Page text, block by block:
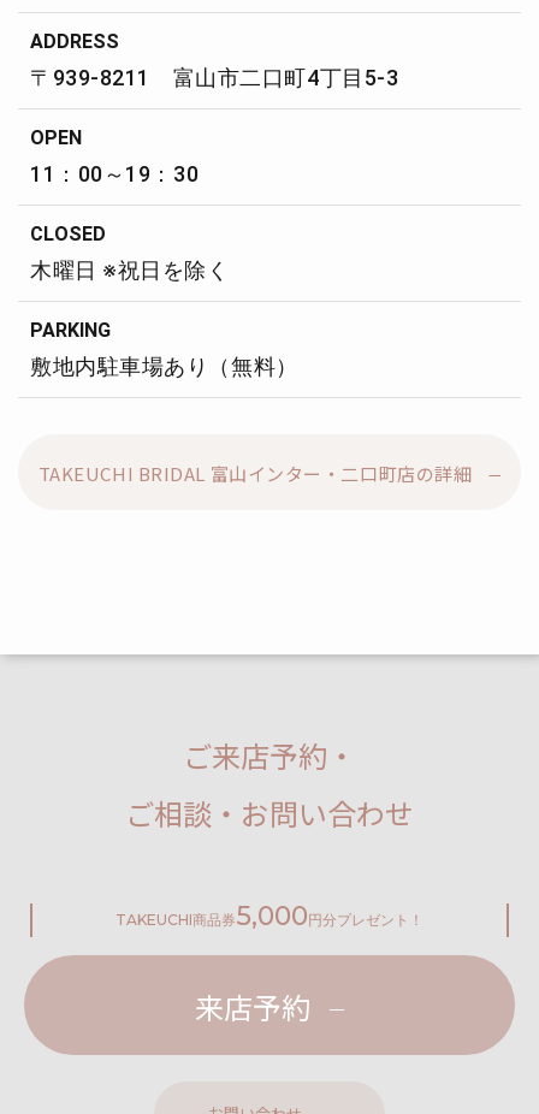
ADDRESS
〒939-8211 富山市二口町4丁目5-3
OPEN
11：00～19：30
CLOSED
木曜日 ※祝日を除く
PARKING
敷地内駐車場あり（無料）
TAKEUCHI BRIDAL 富山インター・二口町店の詳細
ご来店予約・
ご相談・お問い合わせ
TAKEUCHI商品券5,000 円分プレゼント！
来店予約